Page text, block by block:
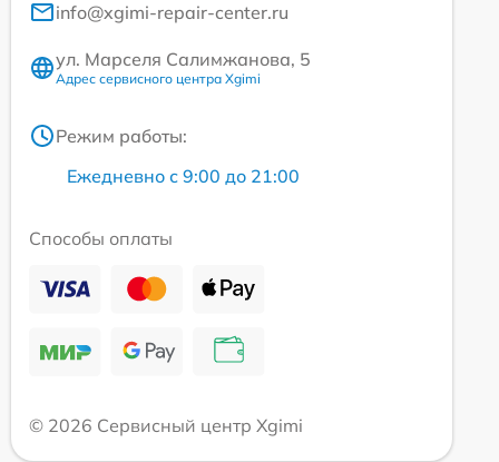
info@xgimi-repair-center.ru
ул. Марселя Салимжанова, 5
Адрес сервисного центра Xgimi
Режим работы:
Ежедневно с 9:00 до 21:00
Способы оплаты
© 2026 Сервисный центр Xgimi